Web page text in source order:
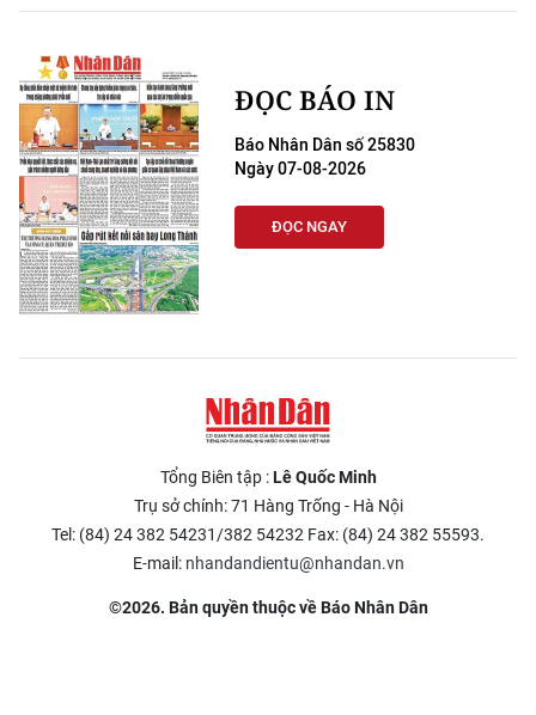
ĐỌC BÁO IN
Báo Nhân Dân số 25830
Ngày 07-08-2026
ĐỌC NGAY
Tổng Biên tập :Lê Quốc Minh
Trụ sở chính: 71 Hàng Trống - Hà Nội
Tel: (84) 24 382 54231/382 54232 Fax: (84) 24 382 55593.
E-mail: nhandandientu@nhandan.vn
©2026. Bản quyền thuộc về Báo Nhân Dân